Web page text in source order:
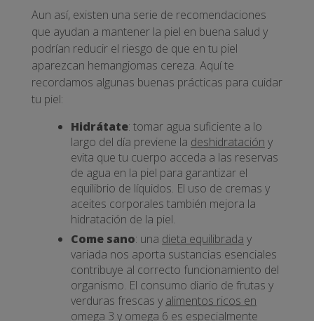
Aun así, existen una serie de recomendaciones
que ayudan a mantener la piel en buena salud y
podrían reducir el riesgo de que en tu piel
aparezcan hemangiomas cereza. Aquí te
recordamos algunas buenas prácticas para cuidar
tu piel:
Hidrátate: tomar agua suficiente a lo
largo del día previene la deshidratación y
evita que tu cuerpo acceda a las reservas
de agua en la piel para garantizar el
equilibrio de líquidos. El uso de cremas y
aceites corporales también mejora la
hidratación de la piel.
Come sano: una dieta equilibrada y
variada nos aporta sustancias esenciales
contribuye al correcto funcionamiento del
organismo. El consumo diario de frutas y
verduras frescas y alimentos ricos en
omega 3 y omega 6 es especialmente